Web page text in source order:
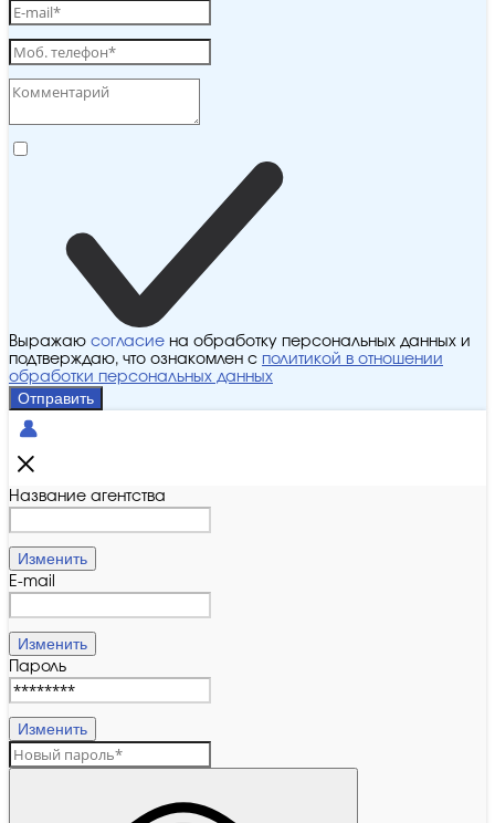
Выражаю согласие на обработку персональных данных и
подтверждаю, что ознакомлен с политикой в отношении
обработки персональных данных
Отправить
Название агентства
Изменить
E-mail
Изменить
Пароль
Изменить